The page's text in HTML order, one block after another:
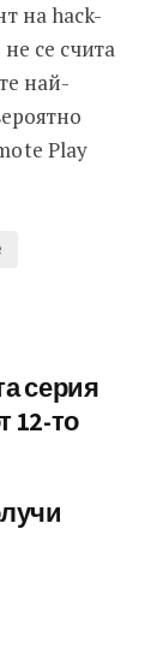
на hack-
се счита
най-
Play
серия
12-то